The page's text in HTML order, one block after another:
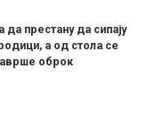
престану да сипају
а од стола се
оброк